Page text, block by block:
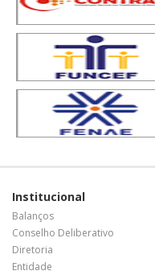
Institucional
Balanços
Conselho Deliberativo
Diretoria
Entidade